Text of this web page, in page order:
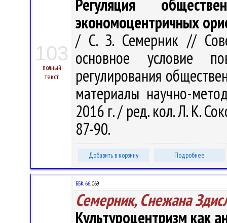
103
полный
текст
Регуляция
экономоцентричных
/ С. З. Семерник //
основное условие
регулирования
материалы научно-
2016 г. / ред. кол. Л. К.
87-90.
Добавить в корзину Подробнее
ББК 66.С69
Семерник, Снежана
Культуроцентризм как